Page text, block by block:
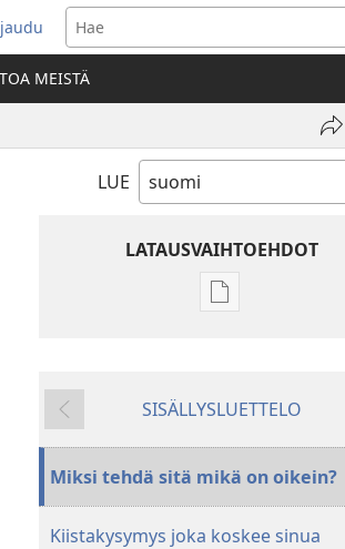
MEISTÄ
LUE
LATAUSVAIHTOEHDOT
Julkaisujen
TUTKITTAVA
2006
Edellinen
SISÄLLYSLUETTELO
Miksi tehdä sitä mikä on oikein?
Kiistakysymys joka koskee sinua